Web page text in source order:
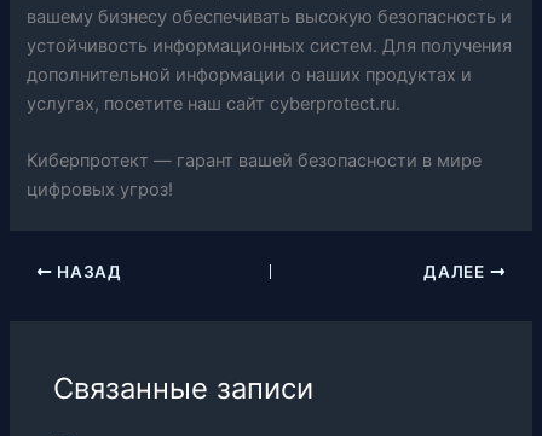
вашему бизнесу обеспечивать высокую безопасность и
устойчивость информационных систем. Для получения
дополнительной информации о наших продуктах и
услугах, посетите наш сайт cyberprotect.ru.
Киберпротект — гарант вашей безопасности в мире
цифровых угроз!
НАЗАД ДАЛЕЕ
Связанные записи